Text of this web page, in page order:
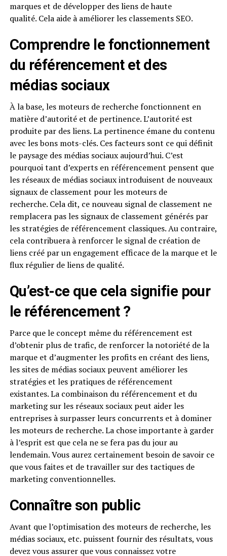
marques et de développer des liens de haute
qualité. Cela aide à améliorer les classements SEO.
Comprendre le fonctionnement
du référencement et des
médias sociaux
À la base, les moteurs de recherche fonctionnent en
matière d’autorité et de pertinence. L’autorité est
produite par des liens. La pertinence émane du contenu
avec les bons mots-clés. Ces facteurs sont ce qui définit
le paysage des médias sociaux aujourd’hui. C’est
pourquoi tant d’experts en référencement pensent que
les réseaux de médias sociaux introduisent de nouveaux
signaux de classement pour les moteurs de
recherche. Cela dit, ce nouveau signal de classement ne
remplacera pas les signaux de classement générés par
les stratégies de référencement classiques. Au contraire,
cela contribuera à renforcer le signal de création de
liens créé par un engagement efficace de la marque et le
flux régulier de liens de qualité.
Qu’est-ce que cela signifie pour
le référencement ?
Parce que le concept même du référencement est
d’obtenir plus de trafic, de renforcer la notoriété de la
marque et d’augmenter les profits en créant des liens,
les sites de médias sociaux peuvent améliorer les
stratégies et les pratiques de référencement
existantes. La combinaison du référencement et du
marketing sur les réseaux sociaux peut aider les
entreprises à surpasser leurs concurrents et à dominer
les moteurs de recherche. La chose importante à garder
à l’esprit est que cela ne se fera pas du jour au
lendemain. Vous aurez certainement besoin de savoir ce
que vous faites et de travailler sur des tactiques de
marketing conventionnelles.
Connaître son public
Avant que l’optimisation des moteurs de recherche, les
médias sociaux, etc. puissent fournir des résultats, vous
devez vous assurer que vous connaissez votre